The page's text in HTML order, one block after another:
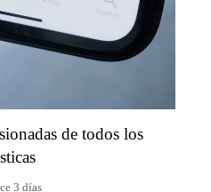
de todos los
3 días